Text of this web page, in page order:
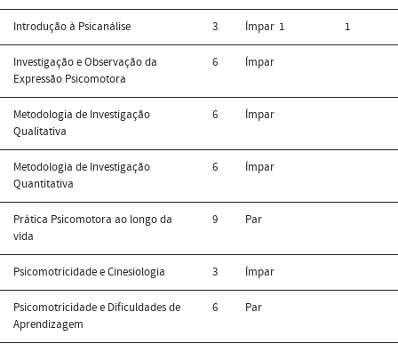
Introdução à Psicanálise 3 Ímpar 1 1
Investigação e Observação da
Expressão Psicomotora
6 Ímpar
Metodologia de Investigação
Qualitativa
6 Ímpar
Metodologia de Investigação
Quantitativa
6 Ímpar
Prática Psicomotora ao longo da
vida
9 Par
Psicomotricidade e Cinesiologia 3 Ímpar
Psicomotricidade e Dificuldades de
Aprendizagem
6 Par